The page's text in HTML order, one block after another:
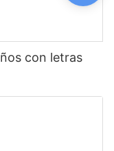
con letras